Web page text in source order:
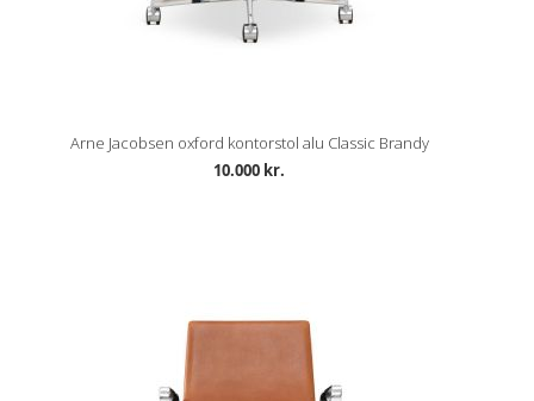
Arne Jacobsen oxford kontorstol alu Classic Brandy
10.000 kr.